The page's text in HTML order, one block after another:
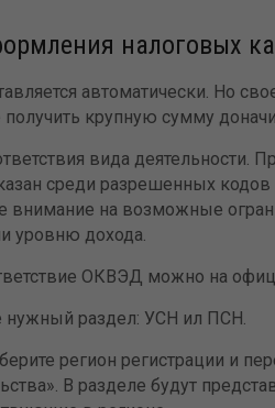
налоговых
автоматически. Но
получить крупную сумму
вида деятельности.
среди разрешенных
внимание на возможные
уровню дохода.
ОКВЭД можно на
нужный раздел: УСН ил ПСН.
регион регистрации и
В разделе будут